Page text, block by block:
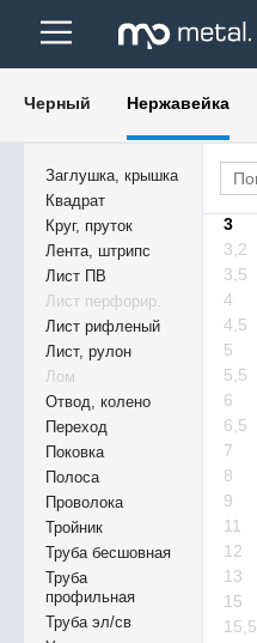
Черный Нержавейка
Заглушка, крышка
Квадрат
Круг, пруток
Лента, штрипс
Лист ПВ
Лист перфорир.
Лист рифленый
Лист, рулон
Лом
Отвод, колено
Переход
Поковка
Полоса
Проволока
Тройник
Труба бесшовная
Труба
профильная
Труба эл/св
10
14
17
55
65
75
3
3,2
3,5
4
4,5
5
5,5
6
6,5
7
8
9
11
12
13
15
15,5